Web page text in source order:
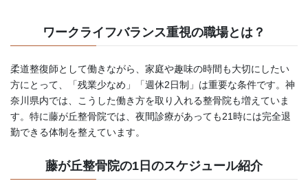
ワークライフバランス重視の職場とは？
柔道整復師として働きながら、家庭や趣味の時間も大切にしたい
方にとって、「残業少なめ」「週休2日制」は重要な条件です。神
奈川県内では、こうした働き方を取り入れる整骨院も増えていま
す。特に藤が丘整骨院では、夜間診療があっても21時には完全退
勤できる体制を整えています。
藤が丘整骨院の1日のスケジュール紹介